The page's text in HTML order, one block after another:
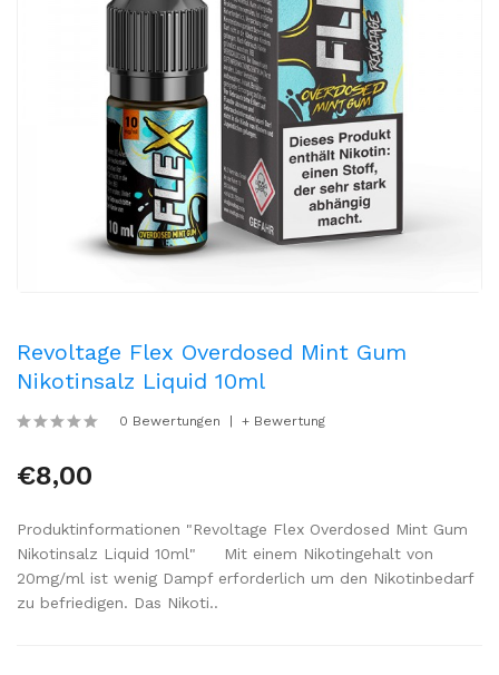
Revoltage Flex Overdosed Mint Gum
Nikotinsalz Liquid 10ml
0 Bewertungen + Bewertung
€8,00
Produktinformationen "Revoltage Flex Overdosed Mint Gum
Nikotinsalz Liquid 10ml" Mit einem Nikotingehalt von
20mg/ml ist wenig Dampf erforderlich um den Nikotinbedarf
zu befriedigen. Das Nikoti..